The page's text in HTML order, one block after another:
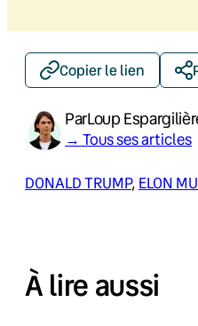
Copier le lien
ParLoup
→ Tous ses articles
DONALD TRUMP, ELON
À lire aussi